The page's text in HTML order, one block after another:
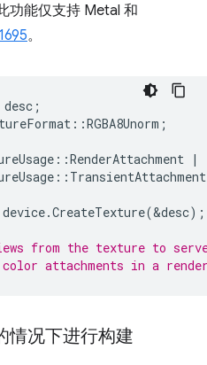
功能仅支持 Metal 和
。
desc ;
::RGBA8Unorm ;
::RenderAttachment
|
:: TransientAttachment
device.CreateTexture(&desc);
from the texture to
attachments in a
情况下进行构建